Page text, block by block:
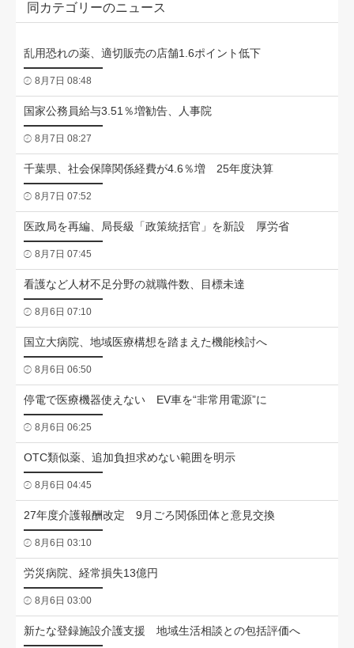
同カテゴリーのニュース
乱用恐れの薬、適切販売の店舗1.6ポイント低下
8月7日 08:48
国家公務員給与3.51％増勧告、人事院
8月7日 08:27
千葉県、社会保障関係経費が4.6％増 25年度決算
8月7日 07:52
医政局を再編、局長級「政策統括官」を新設 厚労省
8月7日 07:45
看護など人材不足分野の就職件数、目標未達
8月6日 07:10
国立大病院、地域医療構想を踏まえた機能検討へ
8月6日 06:50
停電で医療機器使えない EV車を“非常用電源”に
8月6日 06:25
OTC類似薬、追加負担求めない範囲を明示
8月6日 04:45
27年度介護報酬改定 9月ごろ関係団体と意見交換
8月6日 03:10
労災病院、経常損失13億円
8月6日 03:00
新たな登録施設介護支援 地域生活相談との包括評価へ